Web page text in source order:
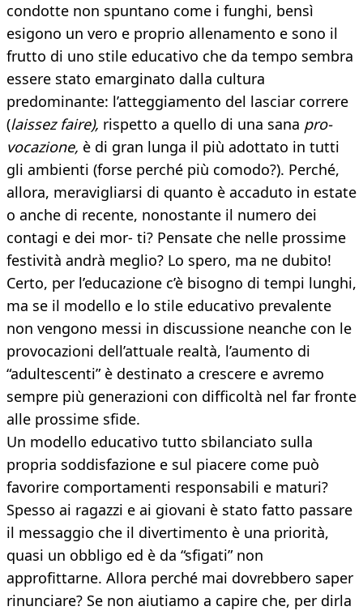
condotte non spuntano come i funghi, bensì
esigono un vero e proprio allenamento e sono il
frutto di uno stile educativo che da tempo sembra
essere stato emarginato dalla cultura
predominante: l’atteggiamento del lasciar correre
(laissez faire), rispetto a quello di una sana pro-
vocazione, è di gran lunga il più adottato in tutti
gli ambienti (forse perché più comodo?). Perché,
allora, meravigliarsi di quanto è accaduto in estate
o anche di recente, nonostante il numero dei
contagi e dei mor- ti? Pensate che nelle prossime
festività andrà meglio? Lo spero, ma ne dubito!
Certo, per l’educazione c’è bisogno di tempi lunghi,
ma se il modello e lo stile educativo prevalente
non vengono messi in discussione neanche con le
provocazioni dell’attuale realtà, l’aumento di
“adultescenti” è destinato a crescere e avremo
sempre più generazioni con difficoltà nel far fronte
alle prossime sfide.
Un modello educativo tutto sbilanciato sulla
propria soddisfazione e sul piacere come può
favorire comportamenti responsabili e maturi?
Spesso ai ragazzi e ai giovani è stato fatto passare
il messaggio che il divertimento è una priorità,
quasi un obbligo ed è da “sfigati” non
approfittarne. Allora perché mai dovrebbero saper
rinunciare? Se non aiutiamo a capire che, per dirla